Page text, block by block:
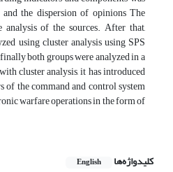
the dispersion of opinions The
of the sources. After that,
using cluster analysis using SPS
both groups were analyzed in a
cluster analysis, it has introduced
the command and control system
warfare operations in the form of
کلیدواژه‌ها English